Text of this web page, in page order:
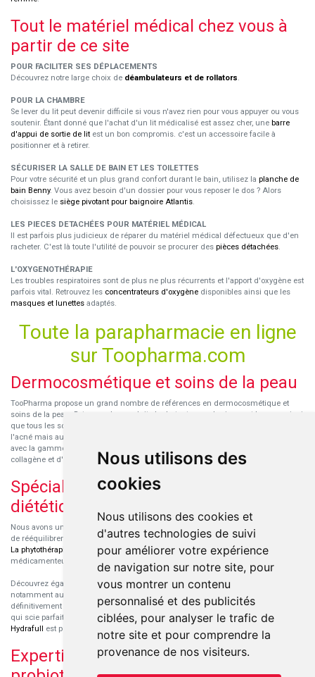
Nous utilisons des
cookies
Nous utilisons des cookies et
d'autres technologies de suivi
pour améliorer votre expérience
de navigation sur notre site, pour
vous montrer un contenu
personnalisé et des publicités
ciblées, pour analyser le trafic de
notre site et pour comprendre la
provenance de nos visiteurs.
Tout le matériel médical chez vous à
partir de ce site
POUR FACILITER SES DÉPLACEMENTS
Découvrez notre large choix de déambulateurs et de rollators.
POUR LA CHAMBRE
Se lever du lit peut devenir difficile si vous n'avez rien pour vous appuyer ou vous
soutenir. Étant donné que l'achat d'un lit médicalisé est assez cher, une barre
d'appui de sortie de lit est un bon compromis. c'est un accessoire facile à
positionner et à retirer.
SÉCURISER LA SALLE DE BAIN ET LES TOILETTES
Pour votre sécurité et un plus grand confort durant le bain, utilisez la planche de
bain Benny. Vous avez besoin d'un dossier pour vous reposer le dos ? Alors
choisissez le siège pivotant pour baignoire Atlantis.
LES PIECES DETACHÉES POUR MATÉRIEL MÉDICAL
Il est parfois plus judicieux de réparer du matériel médical défectueux que d'en
racheter. C'est là toute l'utilité de pouvoir se procurer des pièces détachées.
L'OXYGENOTHÉRAPIE
Les troubles respiratoires sont de plus ne plus récurrents et l'apport d'oxygène est
parfois vital. Retrouvez les concentrateurs d'oxygène disponibles ainsi que les
masques et lunettes adaptés.
Toute la parapharmacie en ligne
sur Toopharma.com
Dermocosmétique et soins de la peau
TooPharma propose un grand nombre de références en dermocosmétique et
soins de la peau. Retrouvez les produits hydratants pour le visage et le corps ainsi
que tous les soins pour peaux sensibles ou à tendance atopique, les soins pour
l'acné mais aussi des démaquillants. Découvrez nos nouvelles références SVR
avec la gamme anti-âge pour les peaux encore jeunes
collagène et d'acide hyaluronique.
Spécialisation en micronutrition et
diététique
Nous avons un engouement particulier pour la micronutrition qui permet souvent
de rééquilibrer des carences ou d'améliorer des troubles métaboliques mineurs.
La phytothérapie
l'aromathérapiesont souvent complémentaires de traitements
médicamenteux lorsqu'ils sont bien conseillés.
Découvrez également les protéines et les produits de nutrition sportive,
notamment au sein de la gamme française
Eric Favre
. Cette gamme est
définitivement axée sur le choix qualitatif des ingrédients et sur une formulation
qui scie parfaitement aux besoins de chaque sportif. La gamme hydratation
Hydrafull est pensée pour une hydratation maximale.
Expertise dans le domaine des